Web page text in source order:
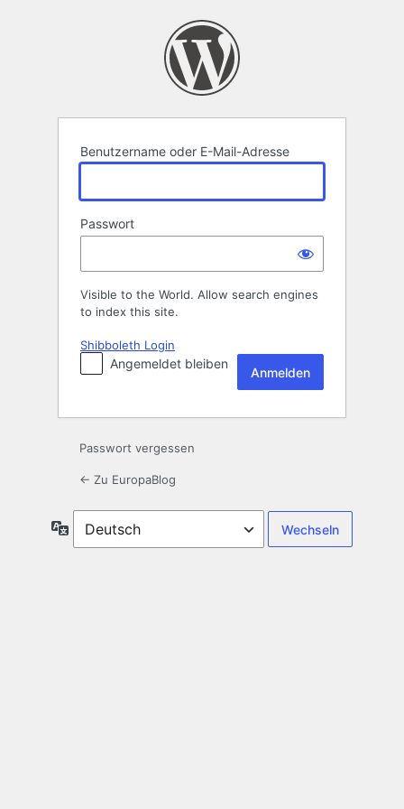
Benutzername oder E-Mail-Adresse
Passwort
Visible to the World. Allow search engines
to index this site.
Shibboleth Login
Angemeldet bleiben
Passwort vergessen
← Zu EuropaBlog
Sprache